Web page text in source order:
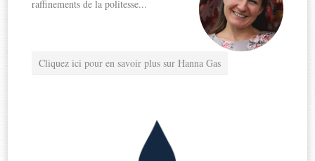
raffinements de la politesse...
Cliquez ici pour en savoir plus sur Hanna Gas